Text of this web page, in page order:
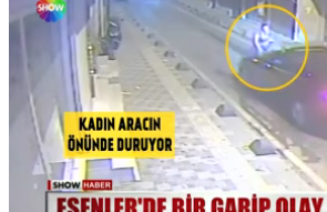
Yüklendi:
100.00%